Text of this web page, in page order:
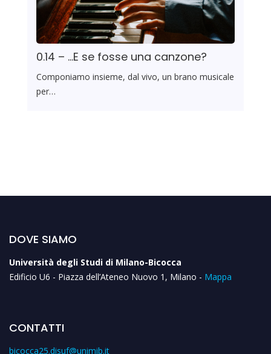
0.14 – …E se fosse una canzone?
Componiamo insieme, dal vivo, un brano musicale
per…
DOVE SIAMO
Università degli Studi di Milano-Bicocca
Edificio U6 - Piazza dell’Ateneo Nuovo 1, Milano - Mappa
CONTATTI
bicocca25.disuf@unimib.it